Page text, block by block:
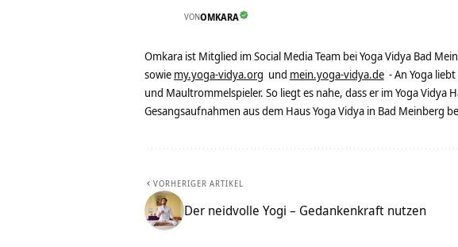
VONOMKARA
Omkara ist Mitglied im Social Media Team bei Yoga Vidya Bad
sowie my.yoga-vidya.org und mein.yoga-vidya.de - An Yoga
und Maultrommelspieler. So liegt es nahe, dass er im Yoga
Gesangsaufnahmen aus dem Haus Yoga Vidya in Bad Meinberg
VORHERIGER ARTIKEL
Der neidvolle Yogi – Gedankenkraft nutzen